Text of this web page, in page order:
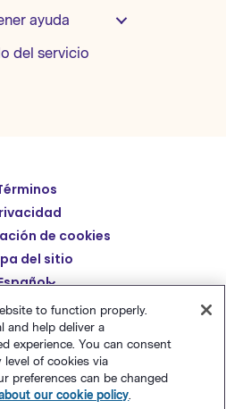
ayuda
del servicio
de cookies
del sitio
English
Deutsch
繁體中文
简体中文
日本語
Italiano
(BR)
ICP备14001834号
Benchmark
registrada de
to function properly.
and help deliver a
experience. You can consent
of cookies via
preferences can be changed
our cookie policy.